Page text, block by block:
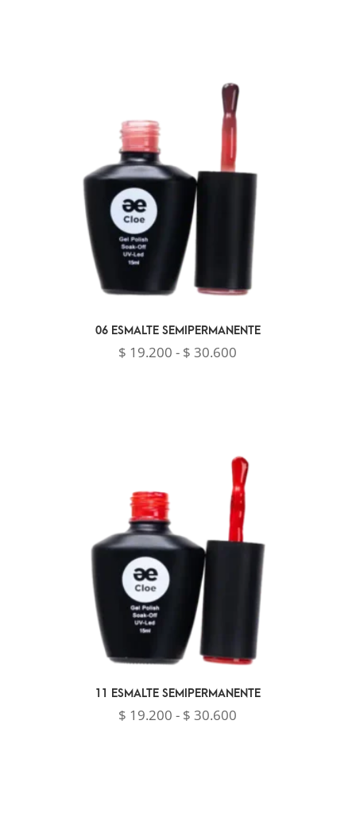
hasta
$ 30.600
06 ESMALTE SEMIPERMANENTE
$ 19.200 - $ 30.600
hasta
$ 30.600
11 ESMALTE SEMIPERMANENTE
$ 19.200 - $ 30.600